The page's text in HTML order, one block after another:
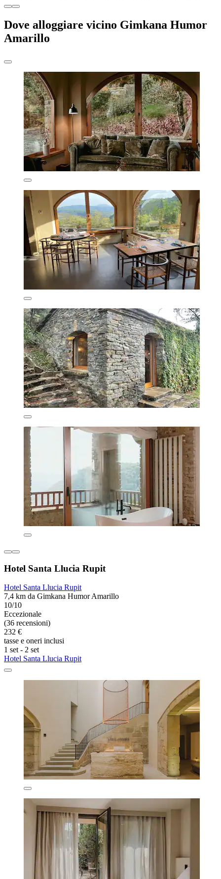
Dove alloggiare vicino Gimkana Humor
Amarillo
Hotel Santa Llucia Rupit
Hotel Santa Llucia Rupit
7,4 km da Gimkana Humor Amarillo
10/10
Eccezionale
(36 recensioni)
232 €
tasse e oneri inclusi
1 set - 2 set
Hotel Santa Llucia Rupit